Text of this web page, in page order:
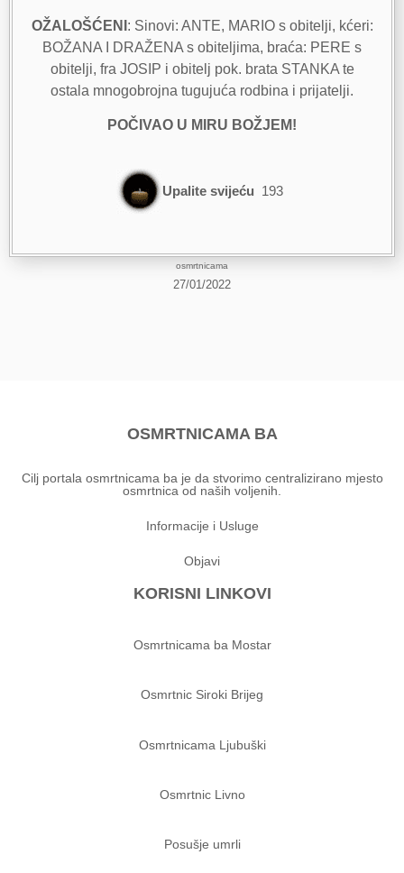
OŽALOŠĆENI : Sinovi: ANTE, MARIO s obitelji, kćeri:
BOŽANA I DRAŽENA s obiteljima, braća: PERE s
obitelji, fra JOSIP i obitelj pok. brata STANKA te
ostala mnogobrojna tugujuća rodbina i prijatelji.
POČIVAO U MIRU BOŽJEM!
Upalite svijeću 193
osmrtnicama
27/01/2022
OSMRTNICAMA BA
Cilj portala osmrtnicama ba je da stvorimo centralizirano mjesto
osmrtnica od naših voljenih.
Informacije i Usluge
Objavi
KORISNI LINKOVI
Osmrtnicama ba Mostar
Osmrtnic Siroki Brijeg
Osmrtnicama Ljubuški
Osmrtnic Livno
Posušje umrli